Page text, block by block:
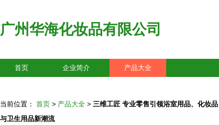
广州华海化妆品有限公司
首页 企业简介 产品大全
当前位置： 首页 > 产品大全 > 三维工匠 专业零售引领浴室用品、化妆品
与卫生用品新潮流